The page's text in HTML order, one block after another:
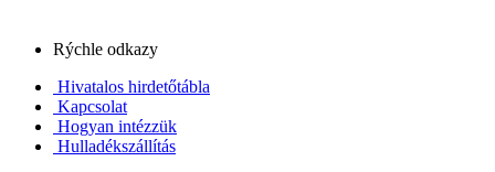
Rýchle odkazy
Hivatalos hirdetőtábla
Kapcsolat
Hogyan intézzük
Hulladékszállítás